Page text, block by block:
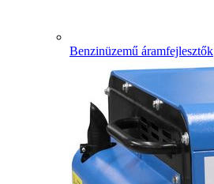
Benzinüzemű áramfejlesztők